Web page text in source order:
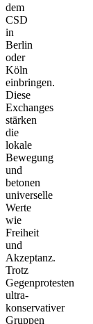
dem
CSD
in
Berlin
oder
Köln
einbringen.
Diese
Exchanges
stärken
die
lokale
Bewegung
und
betonen
universelle
Werte
wie
Freiheit
und
Akzeptanz.
Trotz
Gegenprotesten
ultra-
konservativer
Gruppen